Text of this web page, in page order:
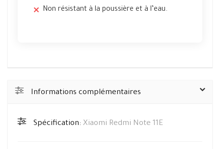
Non résistant à la poussière et à l’eau.
Informations complémentaires
Spécification: Xiaomi Redmi Note 11E